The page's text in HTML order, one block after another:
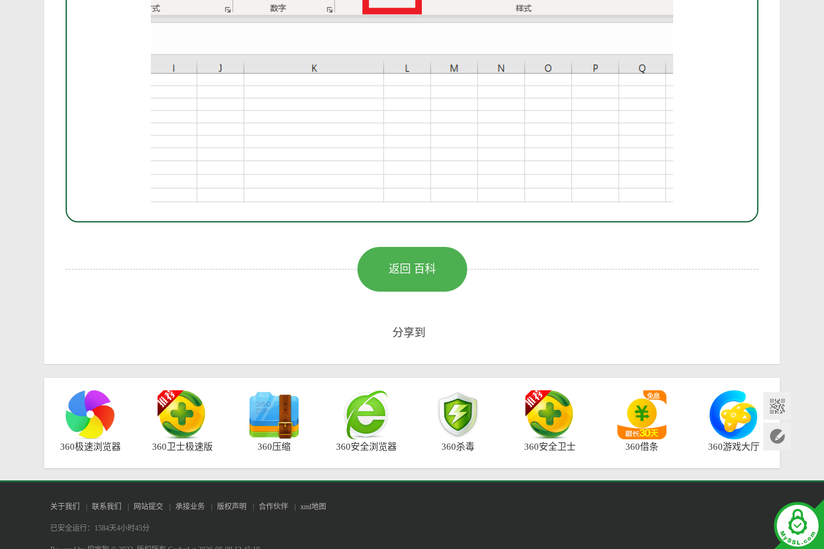
返回 百科
分享到
360极速浏览器 360卫士极速版 360压缩 360安全浏览器 360杀毒 360安全卫士 360借条 360游戏大厅
关于我们 联系我们 网站提交 承接业务 版权声明 合作伙伴 xml地图
已安全运行：1584天4小时45分